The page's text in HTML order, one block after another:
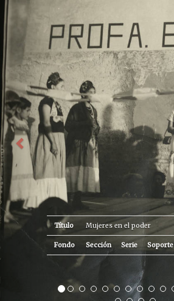
Título Mujeres en el poder
Fondo Sección Serie Soporte